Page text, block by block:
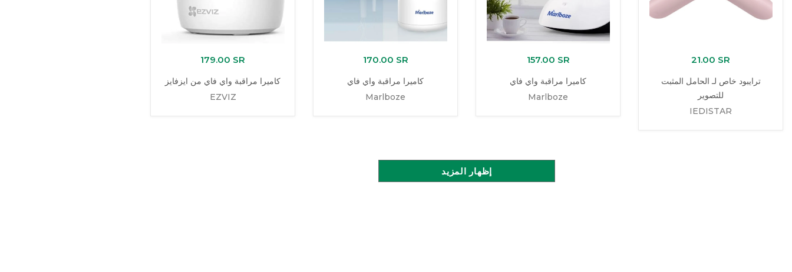
179.00 SR
كاميرا مراقبة واي فاي من ايزفايز
EZVIZ
170.00 SR
كاميرا مراقبة واي فاي
Marlboze
157.00 SR
كاميرا مراقبة واي فاي
Marlboze
21.00 SR
ترايبود خاص لـ الحامل المثبت
للتصوير
IEDISTAR
إظهار المزيد